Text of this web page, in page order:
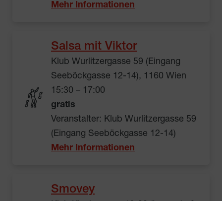
Mehr Informationen
Salsa mit Viktor
Klub Wurlitzergasse 59 (Eingang
Seeböckgasse 12-14), 1160 Wien
15:30 – 17:00
gratis
Veranstalter: Klub Wurlitzergasse 59
(Eingang Seeböckgasse 12-14)
Mehr Informationen
Smovey